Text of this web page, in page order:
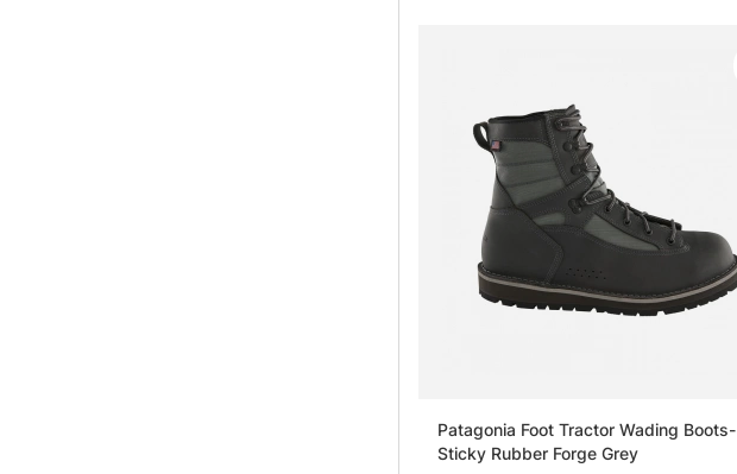
Patagonia Foot Tractor Wading Boots-
Sticky Rubber Forge Grey